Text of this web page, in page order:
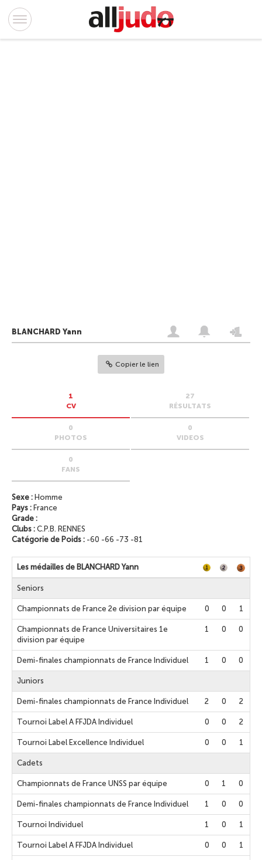
BLANCHARD Yann
Copier le lien
1
CV
27
RÉSULTATS
0
PHOTOS
0
VIDEOS
0
FANS
Sexe : Homme
Pays : France
Grade :
Clubs : C.P.B. RENNES
Catégorie de Poids : -60 -66 -73 -81
Les médailles de BLANCHARD Yann
Seniors
Championnats de France 2e division par équipe 0 0 1
Championnats de France Universitaires 1e
division par équipe
1 0 0
Demi-finales championnats de France Individuel 1 0 0
Juniors
Demi-finales championnats de France Individuel 2 0 2
Tournoi Label A FFJDA Individuel 0 0 2
Tournoi Label Excellence Individuel 0 0 1
Cadets
Championnats de France UNSS par équipe 0 1 0
Demi-finales championnats de France Individuel 1 0 0
Tournoi Individuel 1 0 1
Tournoi Label A FFJDA Individuel 0 0 1